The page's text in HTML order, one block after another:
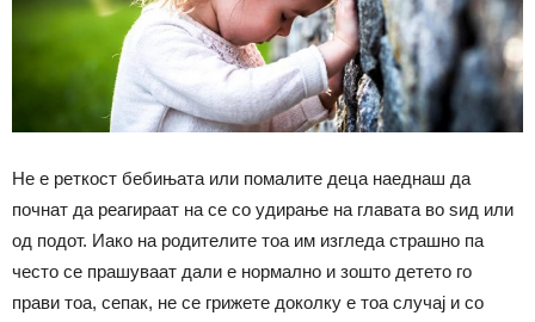
Не е реткост бебињата или помалите деца наеднаш да
почнат да реагираат на се со удирање на главата во ѕид или
од подот. Иако на родителите тоа им изгледа страшно па
често се прашуваат дали е нормално и зошто детето го
прави тоа, сепак, не се грижете доколку е тоа случај и со